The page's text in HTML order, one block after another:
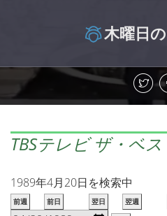
木曜日
TBSテレビ ザ・ベ
1989年4月20日を検索中
前週 前日 翌日 翌週